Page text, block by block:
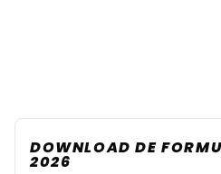
DOWNLOAD DE
2026